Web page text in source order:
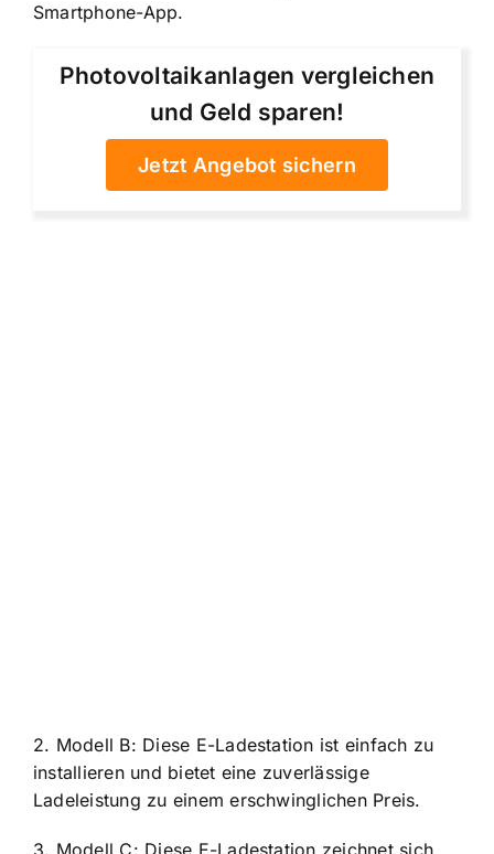
Smartphone-App.
Photovoltaikanlagen vergleichen
und Geld sparen!
Jetzt Angebot sichern
2. Modell B: Diese E-Ladestation ist einfach zu
installieren und bietet eine zuverlässige
Ladeleistung zu einem erschwinglichen Preis.
3. Modell C: Diese E-Ladestation zeichnet sich